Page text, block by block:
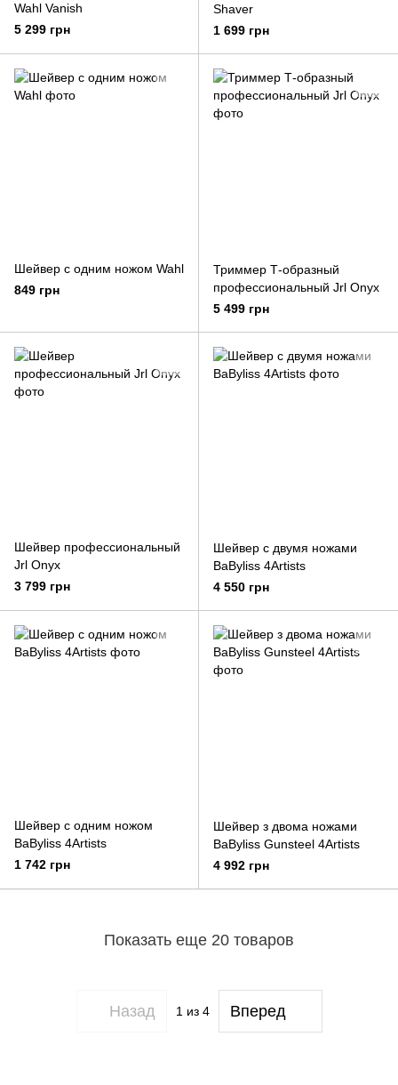
Wahl Vanish
5 299 грн
Shaver
1 699 грн
Шейвер с одним ножом Wahl
849 грн
Триммер Т-образный
профессиональный Jrl Onyx
5 499 грн
Шейвер профессиональный
Jrl Onyx
3 799 грн
Шейвер с двумя ножами
BaByliss 4Artists
4 550 грн
Шейвер с одним ножом
BaByliss 4Artists
1 742 грн
Шейвер з двома ножами
BaByliss Gunsteel 4Artists
4 992 грн
Показать еще 20 товаров
Назад 1 из 4 Вперед